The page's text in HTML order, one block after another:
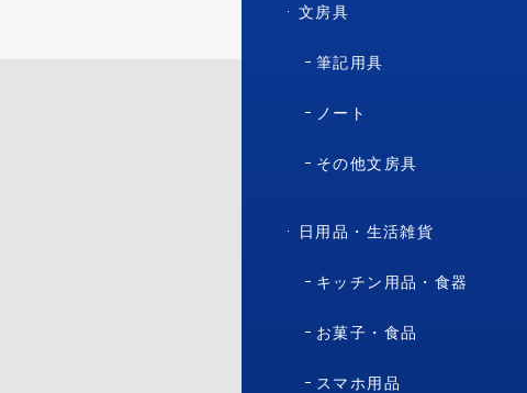
文房具
筆記用具
ノート
その他文房具
日用品・生活雑貨
キッチン用品・食器
お菓子・食品
スマホ用品